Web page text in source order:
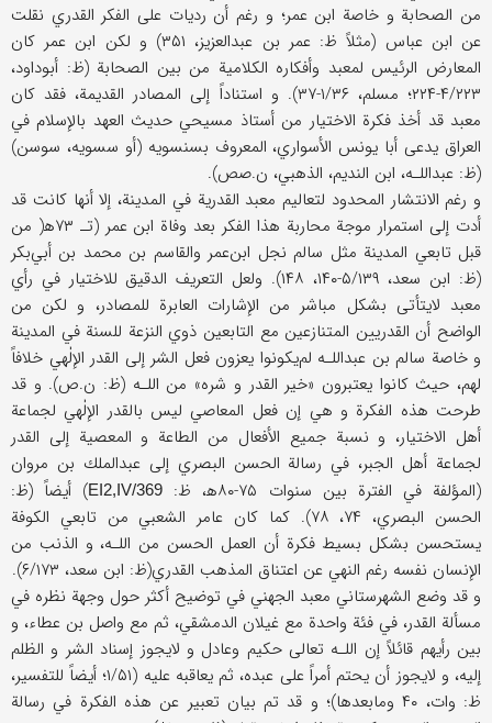
من الصحابة و خاصة ابن عمر؛ و رغم أن رديات على الفكر القدري نقلت
عن ابن عباس (مثلاً ظ: عمر بن عبدالعزيز، ۳۵۱) و لكن ابن عمر كان
المعارض الرئيس لمعبد وأفكاره الكلامية من بين الصحابة (ظ: أبوداود،
۴/۲۲۳-۲۲۴؛ مسلم، ۱/۳۶-۳۷). و استناداً إلى المصادر القديمة، فقد كان
معبد قد أخذ فكرة الاختيار من أستاذ مسيحي حديث العهد بالإسلام في
العراق يدعى أبا يونس الأسواري، المعروف بسنسويه (أو سسويه، سوسن)
(ظ: عبداللـه، ابن النديم، الذهبي، ن.صص).
و رغم الانتشار المحدود لتعاليم معبد القدرية في المدينة، إلا أنها كانت قد
أدت إلى استمرار موجة محاربة هذا الفكر بعد وفاة ابن عمر (تـ‍ ۷۳ه‍( من
قبل تابعي المدينة مثل سالم نجل‌ ابن‌عمر والقاسم بن محمد بن أبي‌بكر
(ظ: ابن سعد، ۵/۱۳۹-۱۴۰، ۱۴۸). ولعل التعريف الدقيق للاختيار في رأي
معبد لايتأتى بشكل مباشر من الإشارات العابرة للمصادر، و لكن من
الواضح أن القدريين المتنازعين مع التابعين ذوي النزعة للسنة في المدينة
و خاصة سالم بن عبداللـه لم‌يكونوا يعزون فعل الشر إلى القدر الإلٰهي خلافاً
لهم، حيث كانوا يعتبرون «خير القدر و شره» من اللـه (ظ: ن.ص). و قد
طرحت هذه الفكرة و هي إن فعل المعاصي ليس بالقدر الإلٰهي لجماعة
أهل الاختيار، و نسبة جميع الأفعال من الطاعة و المعصية إلى القدر
لجماعة أهل الجبر، في رسالة الحسن البصري إلى عبدالملك بن مروان
(المؤلفة في الفترة بين سنوات ۷۵-۸۰ه‍، ظ:
EI2,IV/369) أيضاً (ظ:
الحسن البصري، ۷۴، ۷۸). كما كان عامر الشعبي من تابعي الكوفة
يستحسن بشكل بسيط فكرة أن العمل الحسن من اللـه، و الذنب من
الإنسان نفسه رغم النهي عن اعتناق المذهب القدري(ظ: ابن سعد، ۶/۱۷۳).
و قد وضع الشهرستاني معبد الجهني في توضيح أكثر حول وجهة نظر‌ه في
مسألة القدر، في فئة واحدة مع غيلان الدمشقي، ثم مع واصل بن عطاء، و
بين رأيهم قائلاً إن اللـه تعالى حكيم وعادل و لايجوز إسناد الشر و الظلم
إليه، و لايجوز أن يحتم أمراً على عبده، ثم يعاقبه عليه (۱/۵۱؛ أيضاً للتفسير،
ظ: وات، ۴۰ ومابعدها)؛ و قد تم بيان تعبير عن هذه الفكرة في رسالة